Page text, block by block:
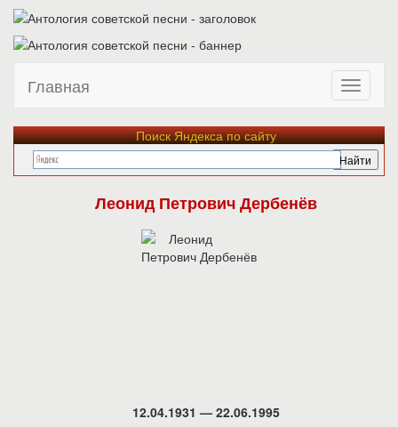
Главная
Поиск Яндекса по сайту
Леонид Петрович Дербенёв
12.04.1931 — 22.06.1995